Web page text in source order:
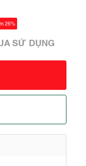
26%
SỬ DỤNG